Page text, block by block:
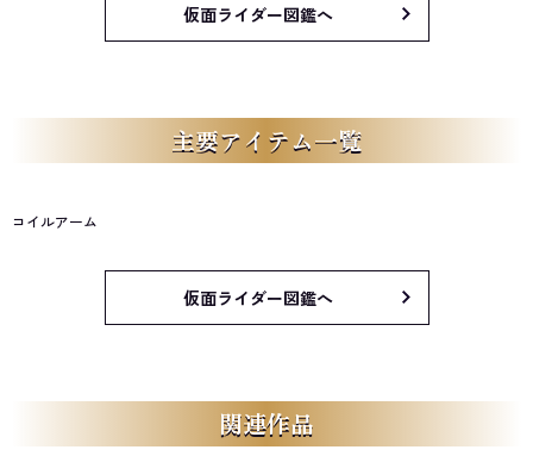
仮面ライダー図鑑へ
主要アイテム一覧
コイルアーム
仮面ライダー図鑑へ
関連作品